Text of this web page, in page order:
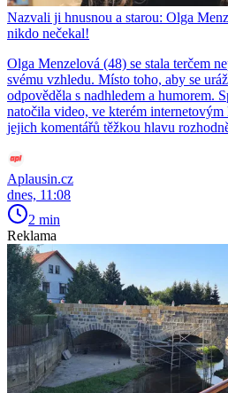
Nazvali ji hnusnou a starou: Olga
nikdo nečekal!
Olga Menzelová (48) se stala terčem
svému vzhledu. Místo toho, aby se
odpověděla s nadhledem a humorem.
natočila video, ve kterém
jejich komentářů těžkou hlavu
Aplausin.cz
dnes, 11:08
2 min
Reklama